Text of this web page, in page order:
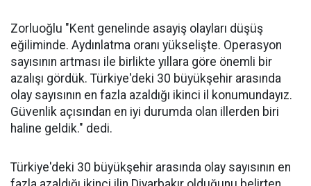
Zorluoğlu "Kent genelinde asayiş olayları düşüş
eğiliminde. Aydınlatma oranı yükselişte. Operasyon
sayısının artması ile birlikte yıllara göre önemli bir
azalışı gördük. Türkiye'deki 30 büyükşehir arasında
olay sayısının en fazla azaldığı ikinci il konumundayız.
Güvenlik açısından en iyi durumda olan illerden biri
haline geldik." dedi.
Türkiye'deki 30 büyükşehir arasında olay sayısının en